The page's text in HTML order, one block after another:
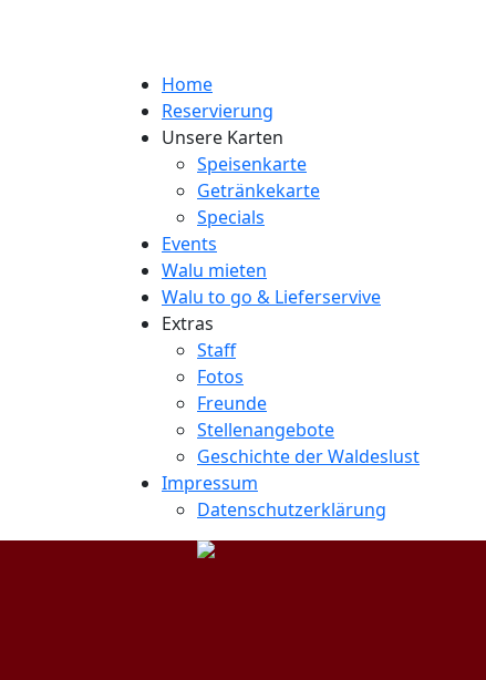
Home
Reservierung
Unsere Karten
Speisenkarte
Getränkekarte
Specials
Events
Walu mieten
Walu to go & Lieferservive
Extras
Staff
Fotos
Freunde
Stellenangebote
Geschichte der Waldeslust
Impressum
Datenschutzerklärung